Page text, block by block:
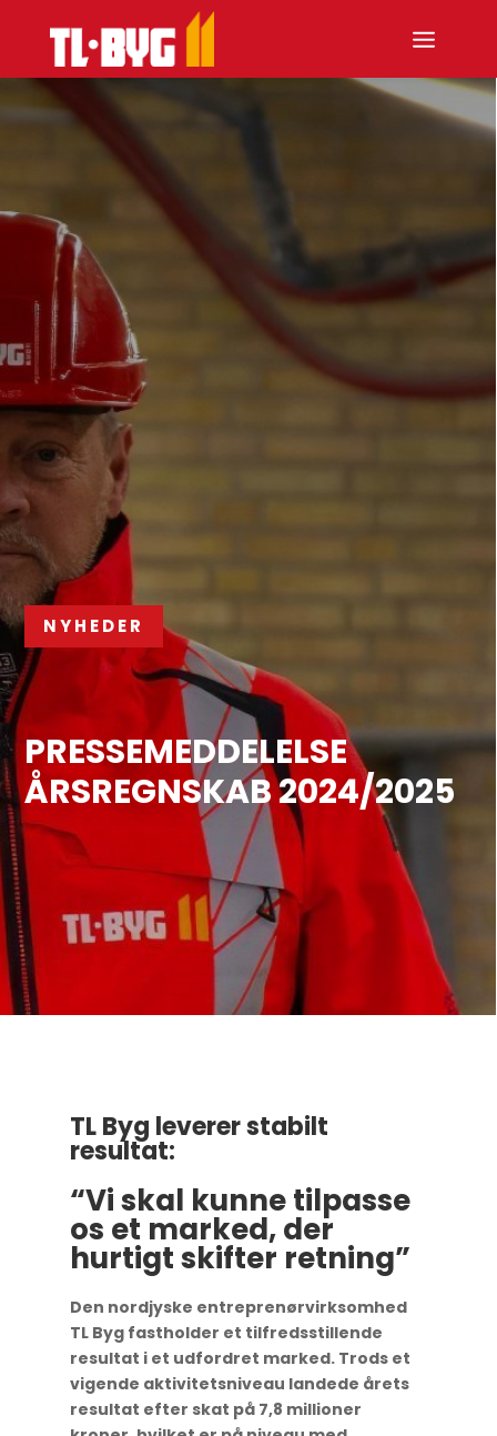
NYHEDER
PRESSEMEDDELELSE
ÅRSREGNSKAB 2024/2025
TL Byg leverer stabilt
resultat:
“Vi skal kunne tilpasse
os et marked, der
hurtigt skifter retning”
Den nordjyske entreprenørvirksomhed
TL Byg fastholder et tilfredsstillende
resultat i et udfordret marked. Trods et
vigende aktivitetsniveau landede årets
resultat efter skat på 7,8 millioner